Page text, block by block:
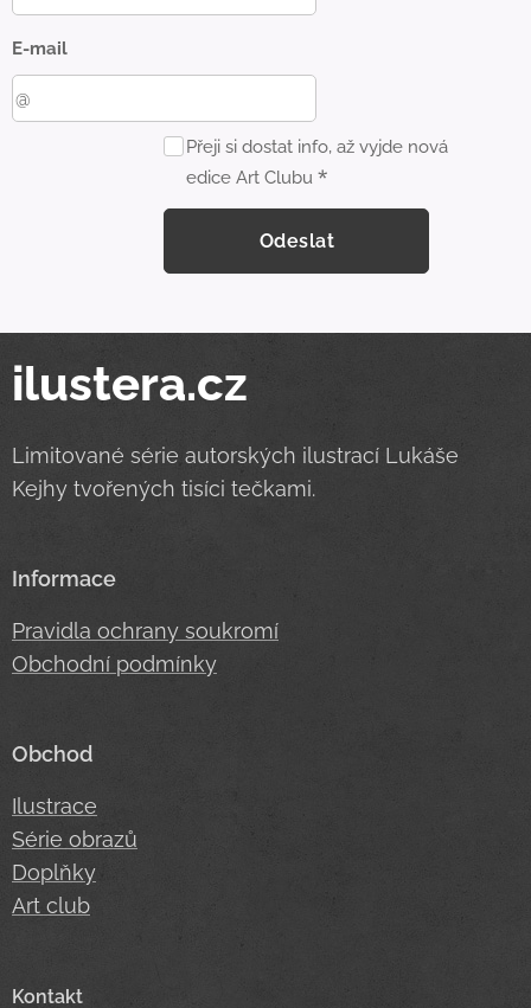
E-mail
Přeji si dostat info, až vyjde nová
edice Art Clubu
Odeslat
ilustera.cz
Limitované série autorských ilustrací Lukáše
Kejhy tvořených tisíci tečkami.
Informace
Pravidla ochrany soukromí
Obchodní podmínky
Obchod
Ilustrace
Série obrazů
Doplňky
Art club
Kontakt